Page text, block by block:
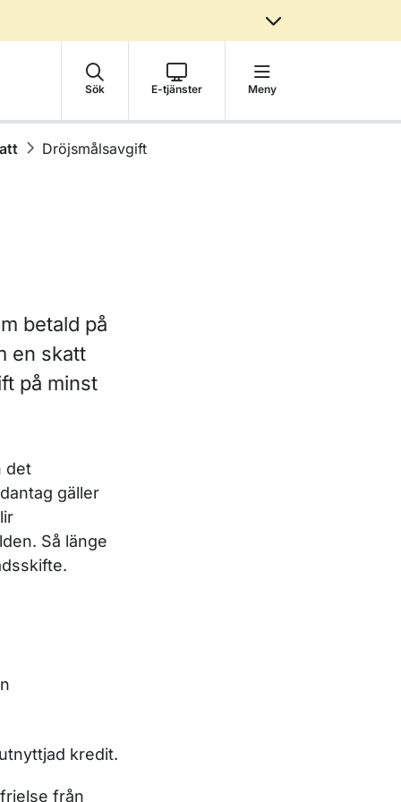
Sök E-tjänster Meny
Dröjsmålsavgift
betald på
en skatt
på minst
det
gäller
Så länge
kredit.
från